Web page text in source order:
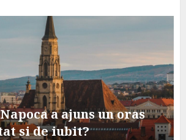
a ajuns un oras
si de iubit?